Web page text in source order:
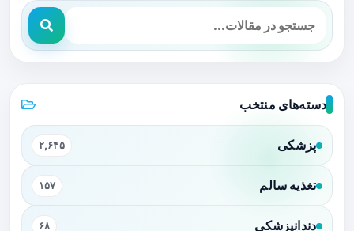
دسته‌های منتخب
پزشکی ۲,۶۴۵
تغذیه سالم ۱۵۷
دندانپزشکی ۶۸